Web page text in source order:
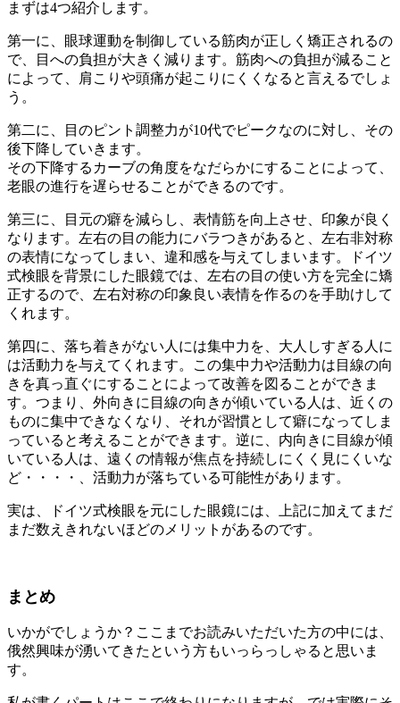
まずは4つ紹介します。
第一に、眼球運動を制御している筋肉が正しく矯正されるの
で、目への負担が大きく減ります。筋肉への負担が減ること
によって、肩こりや頭痛が起こりにくくなると言えるでしょ
う。
第二に、目のピント調整力が10代でピークなのに対し、その
後下降していきます。
その下降するカーブの角度をなだらかにすることによって、
老眼の進行を遅らせることができるのです。
第三に、目元の癖を減らし、表情筋を向上させ、印象が良く
なります。左右の目の能力にバラつきがあると、左右非対称
の表情になってしまい、違和感を与えてしまいます。ドイツ
式検眼を背景にした眼鏡では、左右の目の使い方を完全に矯
正するので、左右対称の印象良い表情を作るのを手助けして
くれます。
第四に、落ち着きがない人には集中力を、大人しすぎる人に
は活動力を与えてくれます。この集中力や活動力は目線の向
きを真っ直ぐにすることによって改善を図ることができま
す。つまり、外向きに目線の向きが傾いている人は、近くの
ものに集中できなくなり、それが習慣として癖になってしま
っていると考えることができます。逆に、内向きに目線が傾
いている人は、遠くの情報が焦点を持続しにくく見にくいな
ど・・・・、活動力が落ちている可能性があります。
実は、ドイツ式検眼を元にした眼鏡には、上記に加えてまだ
まだ数えきれないほどのメリットがあるのです。
まとめ
いかがでしょうか？ここまでお読みいただいた方の中には、
俄然興味が湧いてきたという方もいっらっしゃると思いま
す。